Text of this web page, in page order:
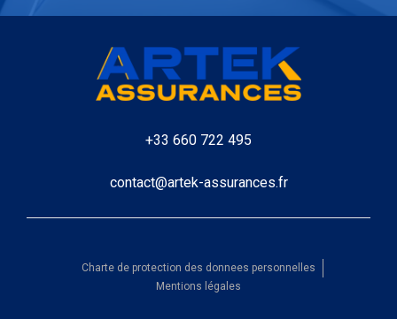
+33 660 722 495
contact@artek-assurances.fr
Charte de protection des donnees personnelles
Mentions légales